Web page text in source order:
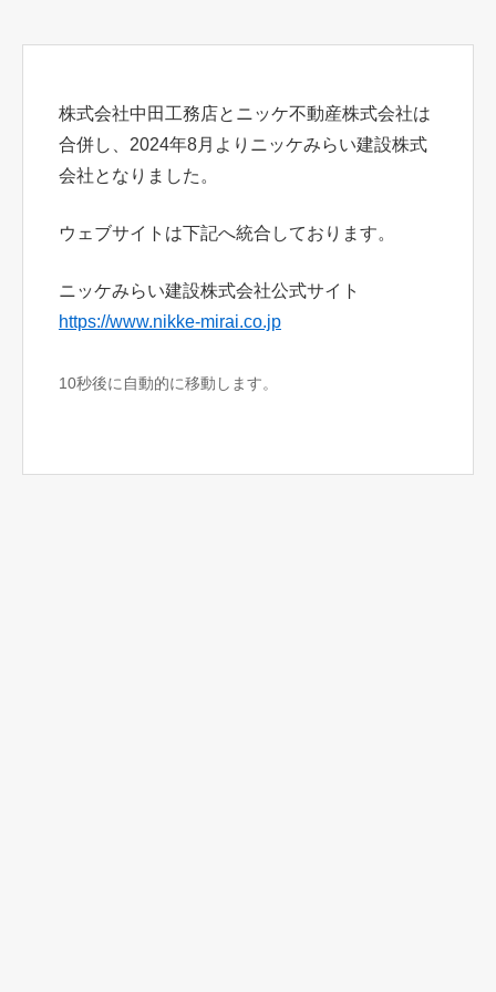
株式会社中田工務店とニッケ不動産株式会社は
合併し、2024年8月よりニッケみらい建設株式
会社となりました。
ウェブサイトは下記へ統合しております。
ニッケみらい建設株式会社公式サイト
https://www.nikke-mirai.co.jp
10秒後に自動的に移動します。